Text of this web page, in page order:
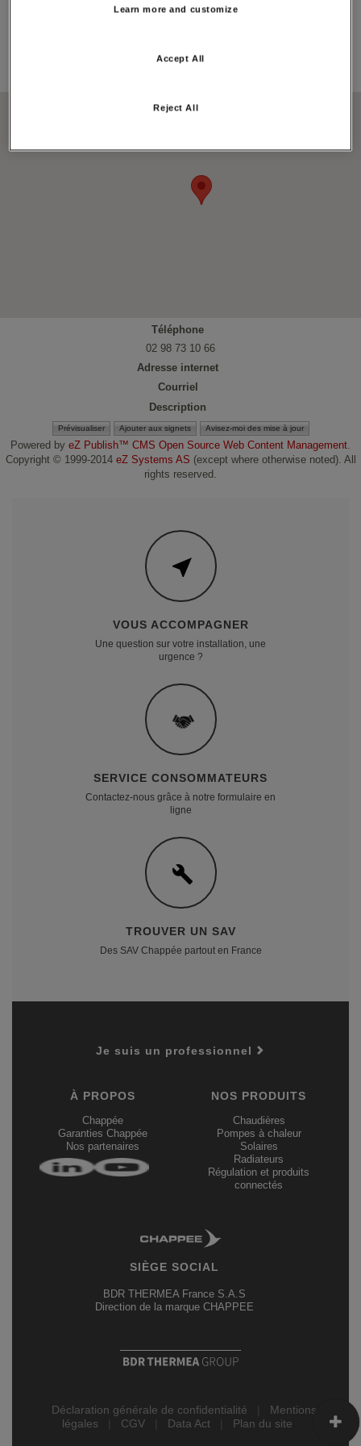
Longitude:
77 RUE GRAVERAN, 29150, CHATEAULIN
Téléphone
02 98 73 10 66
Adresse internet
Courriel
Description
Powered by eZ Publish™ CMS Open Source Web Content Management.
Copyright © 1999-2014 eZ Systems AS (except where otherwise noted). All
rights reserved.
VOUS ACCOMPAGNER
Une question sur votre installation, une
urgence ?
SERVICE CONSOMMATEURS
Contactez-nous grâce à notre formulaire en
ligne
TROUVER UN SAV
Des SAV Chappée partout en France
Je suis un professionnel
À PROPOS
Chappée
Garanties Chappée
Nos partenaires
NOS PRODUITS
Chaudières
Pompes à chaleur
Solaires
Radiateurs
Régulation et produits
connectés
SIÈGE SOCIAL
BDR THERMEA France S.A.S
Direction de la marque CHAPPEE
Déclaration générale de confidentialité
Mentions
légales
CGV Data Act Plan du site
Learn more and customize
Reject All
Accept All